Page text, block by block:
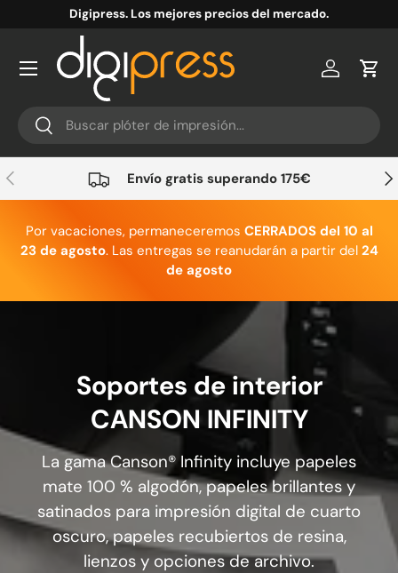
Ir al contenido
Digipress. Los mejores precios del mercado.
Buscar
Buscar
Cuenta
Anterior Envío gratis superando 175€
Por vacaciones, permaneceremos CERRADOS del 10 al
23 de agosto. Las entregas se reanudarán a partir del 24
de agosto
Soportes de interior
CANSON INFINITY
La gama Canson® Infinity incluye papeles
mate 100 % algodón, papeles brillantes y
satinados para impresión digital de cuarto
oscuro, papeles recubiertos de resina,
lienzos y opciones de archivo.